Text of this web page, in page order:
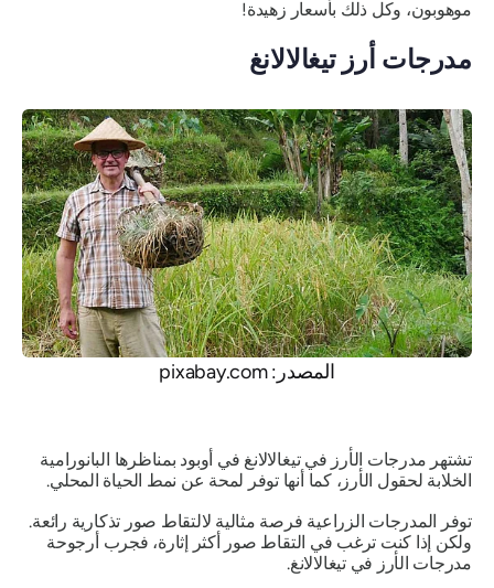
موهوبون، وكل ذلك بأسعار زهيدة!
مدرجات أرز تيغالالانغ
المصدر: pixabay.com
تشتهر مدرجات الأرز في تيغالالانغ في أوبود بمناظرها البانورامية
الخلابة لحقول الأرز، كما أنها توفر لمحة عن نمط الحياة المحلي.
توفر المدرجات الزراعية فرصة مثالية لالتقاط صور تذكارية رائعة.
ولكن إذا كنت ترغب في التقاط صور أكثر إثارة، فجرب أرجوحة
مدرجات الأرز في تيغالالانغ.